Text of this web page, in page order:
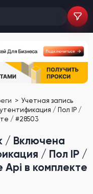
Учетная запись
/ Пол IP /
/ #28503
/ Включена
/ Пол IP /
в комплекте